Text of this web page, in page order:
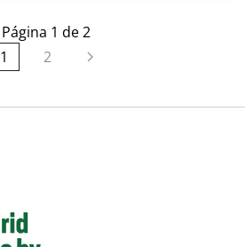
Página 1 de 2
1
2